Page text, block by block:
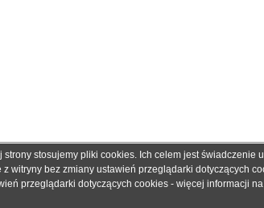
sklepu dobretonery.pl są znakami zastrzeżonymi dla ich
nie gwarantujemy, że publikowane dane techniczne nie
W przypadku jakichkolwiek wątpliwości prosimy o kontakt z
stosujemy pliki cookies. Ich celem jest świadczenie
witryny bez zmiany ustawień przeglądarki dotyczących
przeglądarki dotyczących cookies - więcej informacji